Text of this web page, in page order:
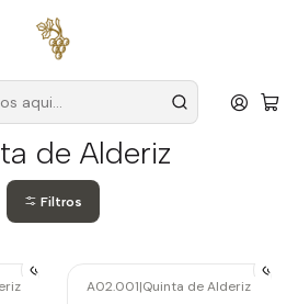
a partir de
Verde Quinta de Alderiz
de Alderiz
Filtros
A02.001|Quinta de Alderiz